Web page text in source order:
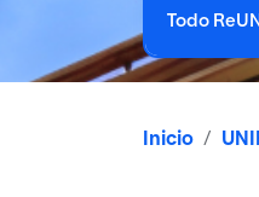
Todo
Inicio